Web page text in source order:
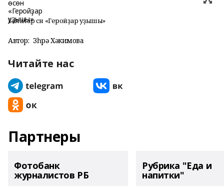
Балалар өсөн «Геройҙар уҙышы»
Автор: Зөһрә Хәкимова
Читайте нас
Партнеры
Фотобанк
журналистов РБ
Рубрика "Еда и
напитки"